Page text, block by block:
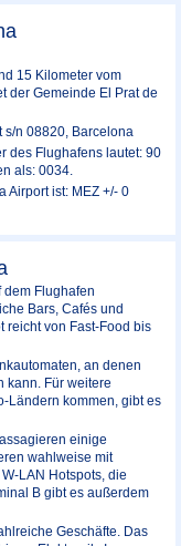
15 Kilometer vom
der Gemeinde El Prat de
s/n 08820, Barcelona
des Flughafens lautet: 90
als: 0034.
Airport ist: MEZ +/- 0
dem Flughafen
Bars, Cafés und
reicht von Fast-Food bis
an denen
kann. Für weitere
Ländern kommen, gibt es
einige
wahlweise mit
LAN Hotspots, die
B gibt es außerdem
Geschäfte. Das